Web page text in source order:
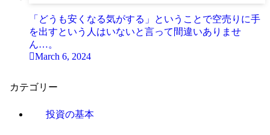
「どうも安くなる気がする」ということで空売りに手
を出すという人はいないと言って間違いありませ
ん…。
March 6, 2024
カテゴリー
投資の基本